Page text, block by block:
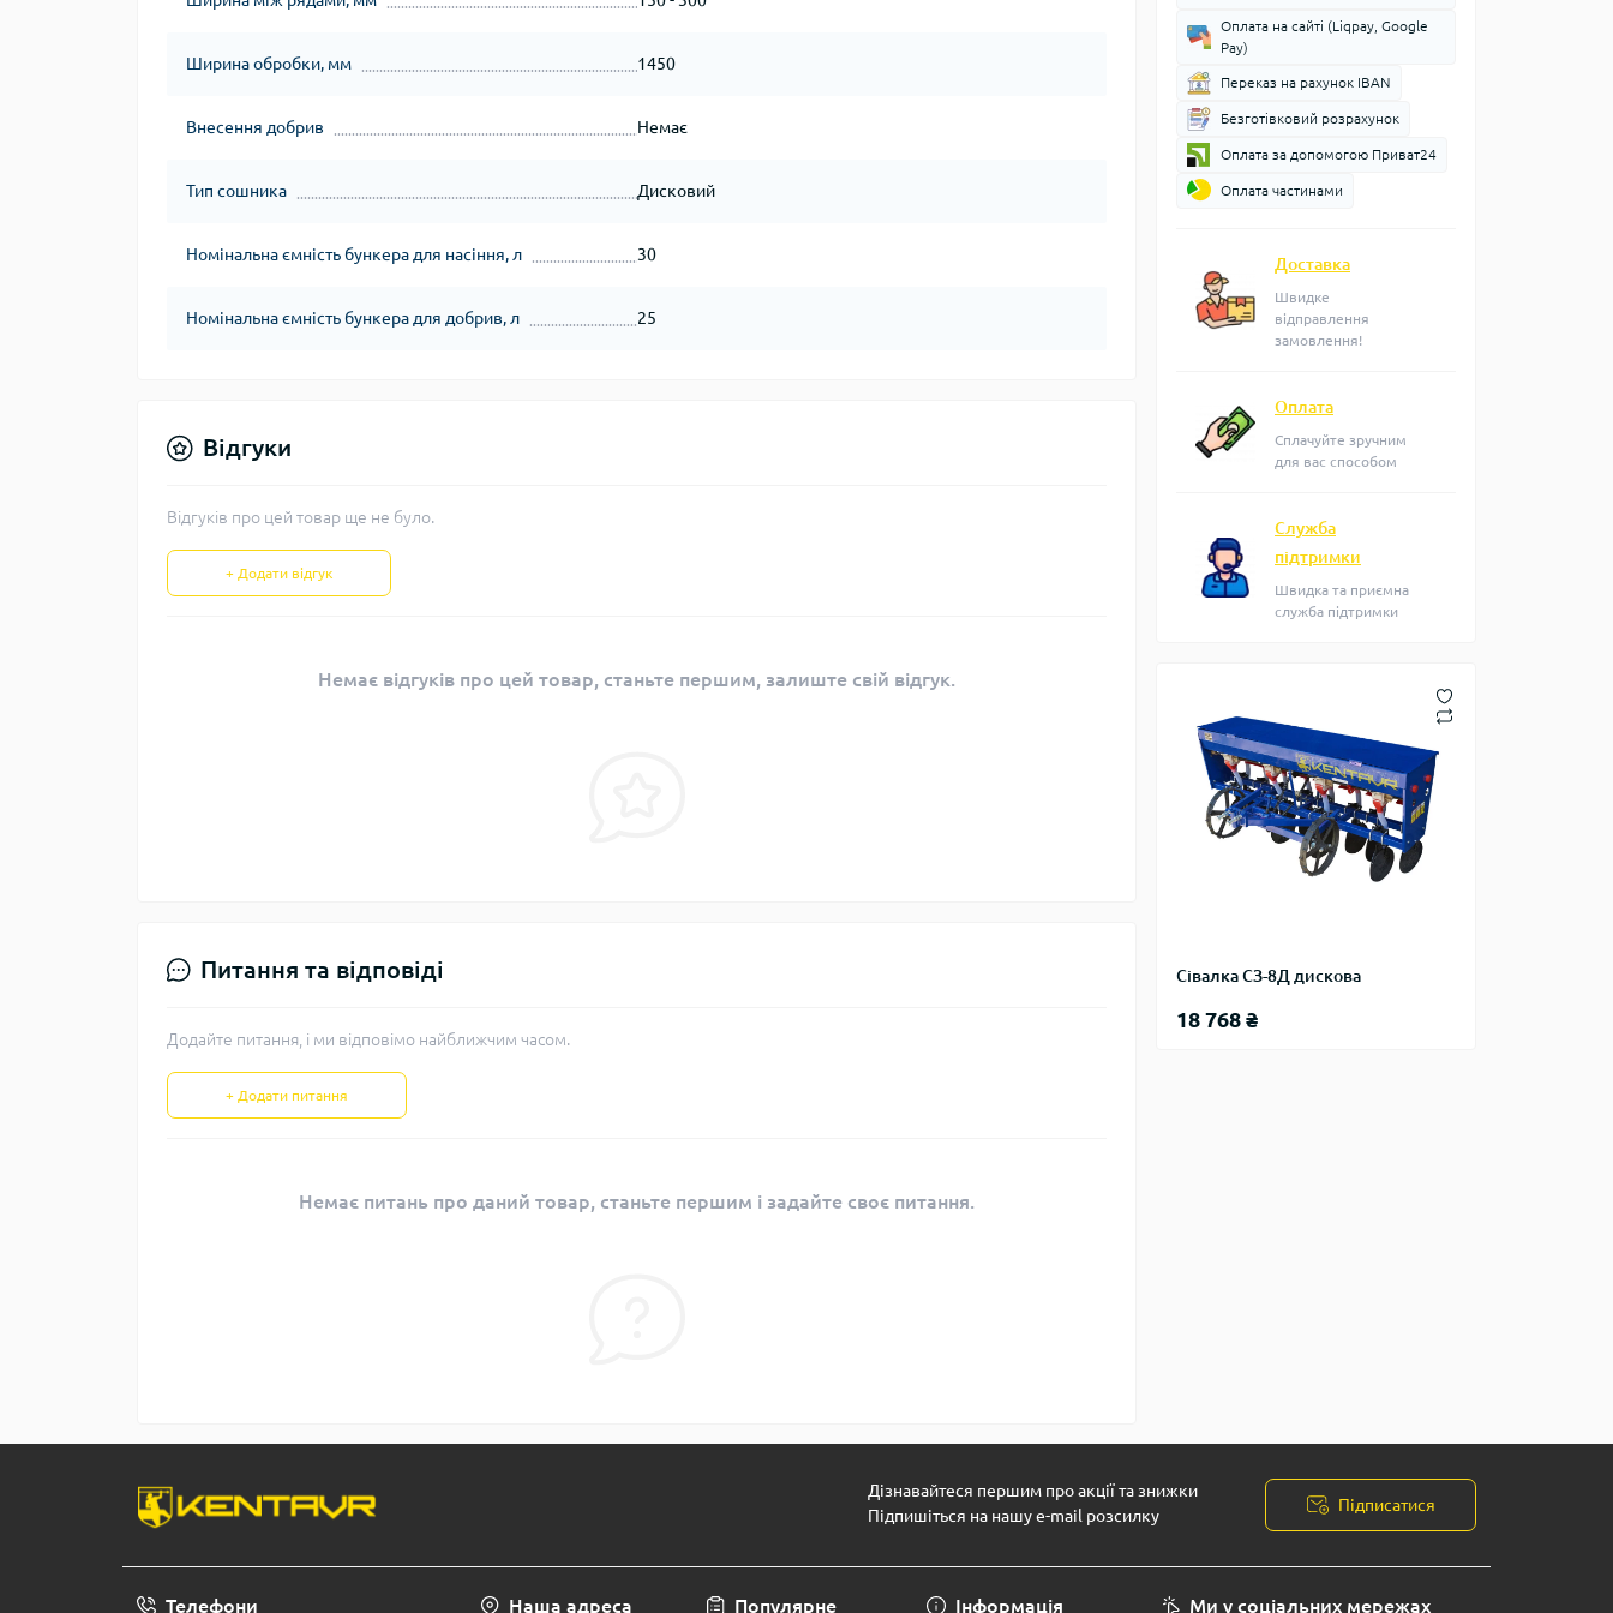
Оплата на сайті (Liqpay, Google
Pay)
Переказ на рахунок IBAN
Безготівковий розрахунок
Оплата за допомогою Приват24
Оплата частинами
Доставка
Швидке
відправлення
замовлення!
Оплата
Сплачуйте зручним
для вас способом
Служба
підтримки
Швидка та приємна
служба підтримки
Сівалка СЗ-8Д дискова
18 768 ₴
Ширина обробки, мм 1450
Внесення добрив Немає
Тип сошника Дисковий
Номінальна ємність бункера для насіння, л 30
Номінальна ємність бункера для добрив, л 25
Відгуки
Відгуків про цей товар ще не було.
+ Додати відгук
Немає відгуків про цей товар, станьте першим, залиште свій відгук.
Питання та відповіді
Додайте питання, і ми відповімо найближчим часом.
+ Додати питання
Немає питань про даний товар, станьте першим і задайте своє питання.
Дізнавайтеся першим про акції та знижки
Підпишіться на нашу e-mail розсилку
Підписатися
Телефони Наша адреса Популярне Інформація Ми у соціальних мережах